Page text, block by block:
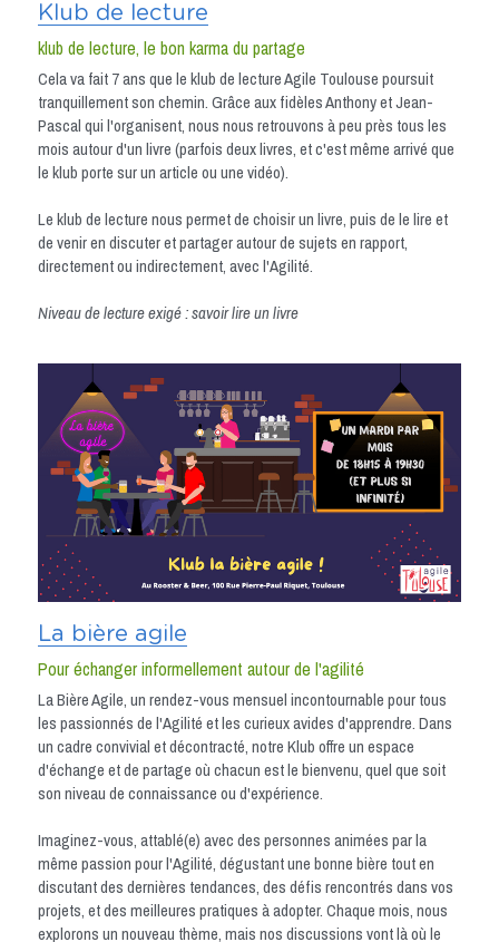
Klu b de lecture
klub de lecture, le bon karma du partage
Cela va fait 7 ans que le klub de lecture Agile Toulouse poursuit
tranquillement son chemin. Grâce aux fidèles Anthony et Jean-
Pascal qui l'organisent, nous nous retrouvons à peu près tous les
mois autour d'un livre (parfois deux livres, et c'est même arrivé que
le klub porte sur un article ou une vidéo).
Le klub de lecture nous permet de choisir un livre, puis de le lire et
de venir en discuter et partager autour de sujets en rapport,
directement ou indirectement, avec l'Agilité.
Niveau de lecture exigé : savoir lire un livre
La bière agile
Pour échanger informellement autour de l'agilité
La Bière Agile, un rendez-vous mensuel incontournable pour tous
les passionnés de l'Agilité et les curieux avides d'apprendre. Dans
un cadre convivial et décontracté, notre Klub offre un espace
d'échange et de partage où chacun est le bienvenu, quel que soit
son niveau de connaissance ou d'expérience.
Imaginez-vous, attablé(e) avec des personnes animées par la
même passion pour l'Agilité, dégustant une bonne bière tout en
discutant des dernières tendances, des défis rencontrés dans vos
projets, et des meilleures pratiques à adopter. Chaque mois, nous
explorons un nouveau thème, mais nos discussions vont là où le